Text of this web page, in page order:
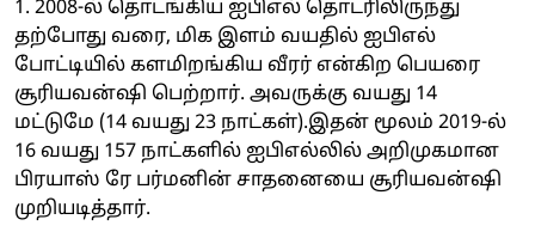
1. 2008-ல் தொடங்கிய ஐபிஎல் தொடரிலிருந்து
தற்போது வரை, மிக இளம் வயதில் ஐபிஎல்
போட்டியில் களமிறங்கிய வீரர் என்கிற பெயரை
சூரியவன்ஷி பெற்றார். அவருக்கு வயது 14
மட்டுமே (14 வயது 23 நாட்கள்).இதன் மூலம் 2019-ல்
16 வயது 157 நாட்களில் ஐபிஎல்லில் அறிமுகமான
பிரயாஸ் ரே பர்மனின் சாதனையை சூரியவன்ஷி
முறியடித்தார்.